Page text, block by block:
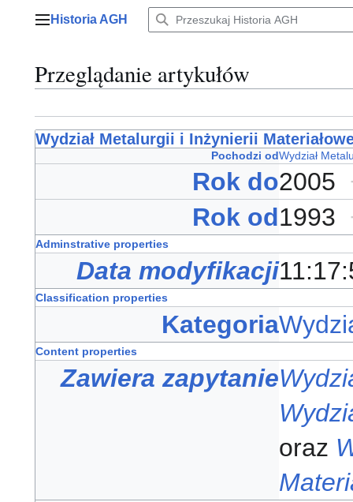
Menu główne
Historia AGH
Przeglądanie artykułów
Wydział Metalurgii i Inżynierii
Pochodzi odWydział
Rok do2005
Rok od1993
Adminstrative properties
Data modyfikacji
Classification properties
Kategoria
Content properties
Zawiera zapytanie
oraz